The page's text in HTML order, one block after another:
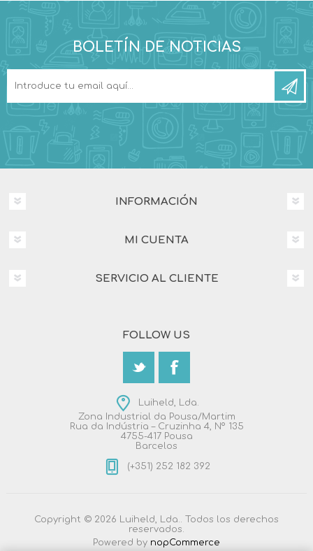
BOLETÍN DE NOTICIAS
INFORMACIÓN
MI CUENTA
SERVICIO AL CLIENTE
FOLLOW US
Luiheld, Lda.
Zona Industrial da Pousa/Martim
Rua da Indústria – Cruzinha 4, Nº 135
4755-417 Pousa
Barcelos
(+351) 252 182 392
Copyright © 2026 Luiheld, Lda.. Todos los derechos
reservados.
Powered by nopCommerce